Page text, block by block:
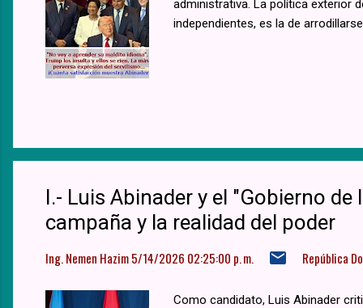
administrativa. La política exterior
independientes, es la de
I.- Luis Abinader y el "Gobierno
campaña y la realidad del poder
Ing. Nemen Hazim5/14/2026 02:25:00 p. m. República
Como candidato, Luis Abinader